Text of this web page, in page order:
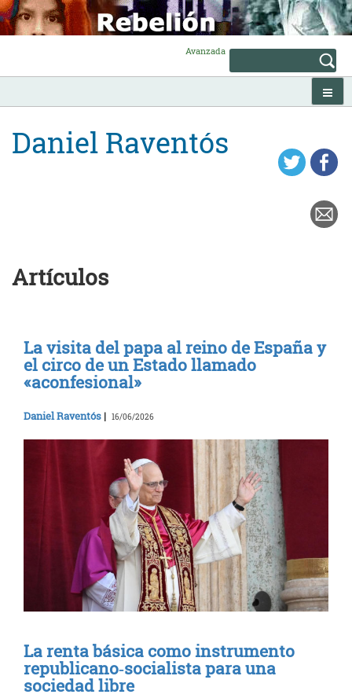
Skip
to
content
Avanzada
Daniel Raventós
Artículos
La visita del papa al reino de España y
el circo de un Estado llamado
«aconfesional»
Daniel Raventós | 16/06/2026
La renta básica como instrumento
republicano‑socialista para una
sociedad libre